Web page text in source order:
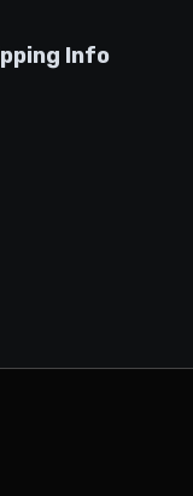
Info